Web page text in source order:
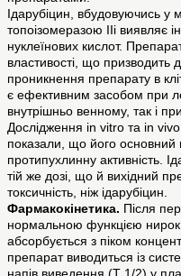
Ідарубіцин, вбудовуючись у
топоізомеразою ІІі виявляє
нуклеїнових кислот.
властивості, що призводить
проникнення препарату в
є ефективним засобом при
внутрішньо венному, так і
Дослідження in vitro та in
показали, що його основний
протипухлинну активність.
тій же дозі, що й вихідний
токсичність, ніж ідарубіцин.
Фармакокінетика. Після
нормальною функцією нирок
абсорбується з піком
препарат виводиться із